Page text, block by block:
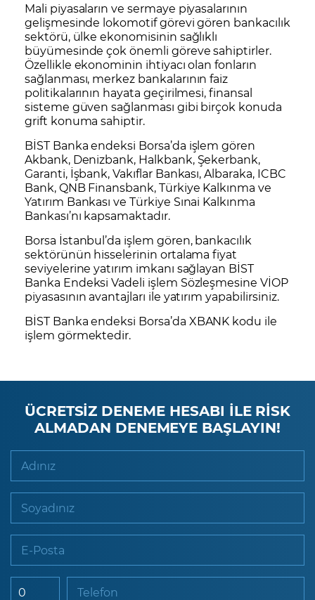
Mali piyasaların ve sermaye piyasalarının
gelişmesinde lokomotif görevi gören bankacılık
sektörü, ülke ekonomisinin sağlıklı
büyümesinde çok önemli göreve sahiptirler.
Özellikle ekonominin ihtiyacı olan fonların
sağlanması, merkez bankalarının faiz
politikalarının hayata geçirilmesi, finansal
sisteme güven sağlanması gibi birçok konuda
grift konuma sahiptir.
BİST Banka endeksi Borsa’da işlem gören
Akbank, Denizbank, Halkbank, Şekerbank,
Garanti, İşbank, Vakıflar Bankası, Albaraka, ICBC
Bank, QNB Finansbank, Türkiye Kalkınma ve
Yatırım Bankası ve Türkiye Sınai Kalkınma
Bankası’nı kapsamaktadır.
Borsa İstanbul’da işlem gören, bankacılık
sektörünün hisselerinin ortalama fiyat
seviyelerine yatırım imkanı sağlayan BİST
Banka Endeksi Vadeli işlem Sözleşmesine VİOP
piyasasının avantajları ile yatırım yapabilirsiniz.
BİST Banka endeksi Borsa’da XBANK kodu ile
işlem görmektedir.
ÜCRETSİZ DENEME HESABI İLE RİSK
ALMADAN DENEMEYE BAŞLAYIN!
Adınız
Soyadınız
E-Posta
Telefon